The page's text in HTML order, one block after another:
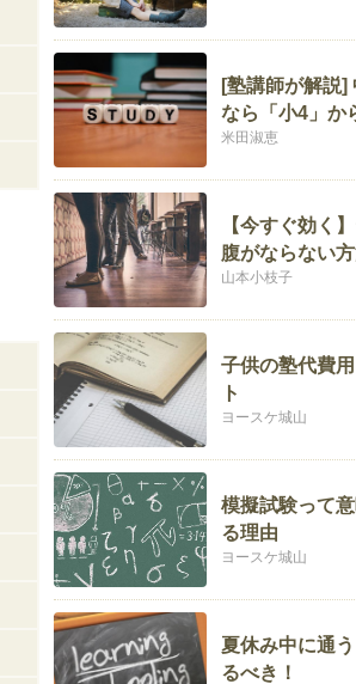
[塾講師が解説]
なら「小4」か
米田淑恵
【今すぐ効く
腹がならない
山本小枝子
子供の塾代費
ト
ヨースケ城山
模擬試験って
る理由
ヨースケ城山
夏休み中に通
るべき！